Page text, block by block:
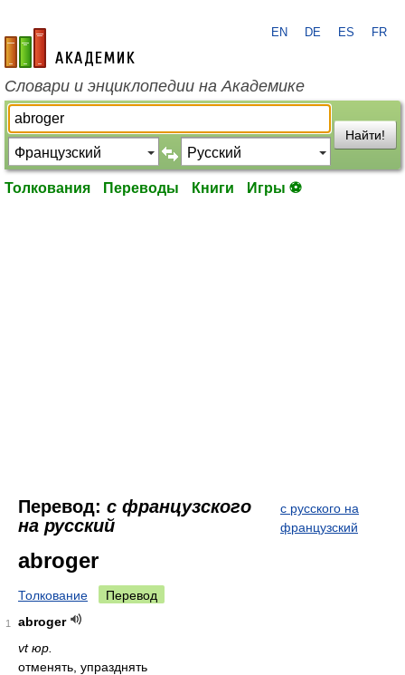
academic.ru
EN DE ES FR
Словари и энциклопедии на Академике
Найти!
Толкования Переводы Книги Игры ⚽
Перевод: с французского
на русский
с русского на
французский
abroger
Толкование Перевод
1
abroger
vt юр.
отменять, упразднять